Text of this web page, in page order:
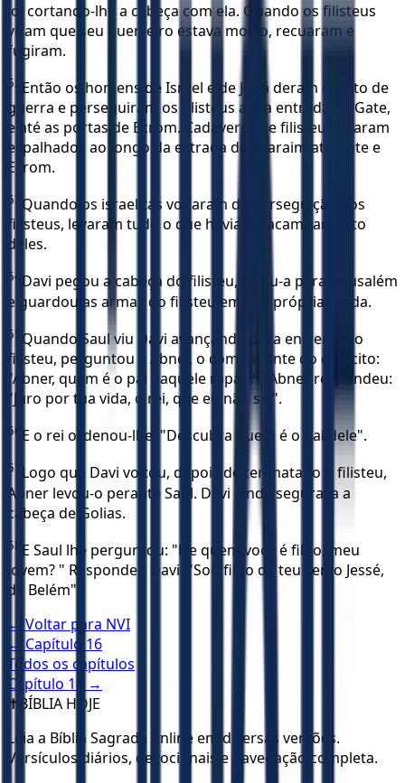
lo, cortando-lhe a cabeça com ela. Quando os filisteus
viram que seu guerreiro estava morto, recuaram e
fugiram.
52 Então os homens de Israel e de Judá deram o grito de
guerra e perseguiram os filisteus até a entrada de Gate,
e até as portas de Ecrom. Cadáveres de filisteus ficaram
espalhados ao longo da estrada de Saaraim até Gate e
Ecrom.
53 Quando os israelitas voltaram da perseguição aos
filisteus, levaram tudo o que havia no acampamento
deles.
54 Davi pegou a cabeça do filisteu, levou-a para Jerusalém
e guardou as armas do filisteu em sua própria tenda.
55 Quando Saul viu Davi avançando para enfrentar o
filisteu, perguntou a Abner, o comandante do exército:
"Abner, quem é o pai daquele rapaz? " Abner respondeu:
"Juro por tua vida, ó rei, que eu não sei".
56 E o rei ordenou-lhe: "Descubra quem é o pai dele".
57 Logo que Davi voltou, depois de ter matado o filisteu,
Abner levou-o perante Saul. Davi ainda segurava a
cabeça de Golias.
58 E Saul lhe perguntou: "De quem você é filho, meu
jovem? " Respondeu Davi: "Sou filho de teu servo Jessé,
de Belém".
← Voltar para NVI
← Capítulo 16
Todos os capítulos
Capítulo 18
→
✝️ BÍBLIA HOJE
Leia a Bíblia Sagrada online em diversas versões.
Versículos diários, devocionais e navegação completa.